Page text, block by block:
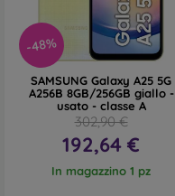
-48%
SAMSUNG Galaxy A25 5G
A256B 8GB/256GB giallo -
usato - classe A
302,90 €
192,64 €
In magazzino 1 pz